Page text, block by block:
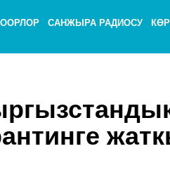
САНЖЫРА РАДИОСУ